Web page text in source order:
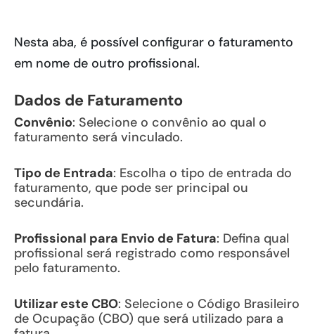
Nesta aba, é possível configurar o faturamento
em nome de outro profissional.
Dados de Faturamento
Convênio: Selecione o convênio ao qual o
faturamento será vinculado.
Tipo de Entrada: Escolha o tipo de entrada do
faturamento, que pode ser principal ou
secundária.
Profissional para Envio de Fatura: Defina qual
profissional será registrado como responsável
pelo faturamento.
Utilizar este CBO: Selecione o Código Brasileiro
de Ocupação (CBO) que será utilizado para a